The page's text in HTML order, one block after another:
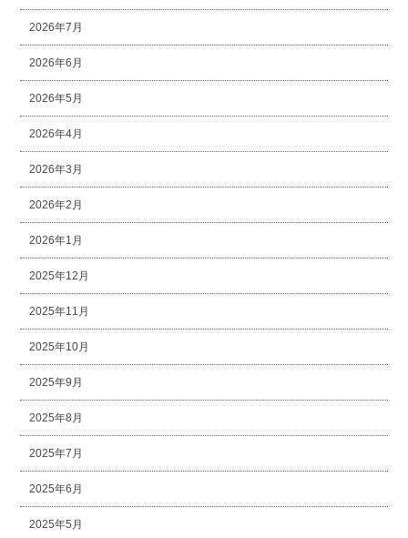
2026年7月
2026年6月
2026年5月
2026年4月
2026年3月
2026年2月
2026年1月
2025年12月
2025年11月
2025年10月
2025年9月
2025年8月
2025年7月
2025年6月
2025年5月